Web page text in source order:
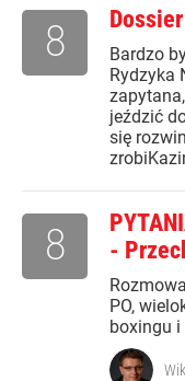
Dossier
Bardzo
Rydzyka
jeździć
się
8
-
PO,
boxingu i
8